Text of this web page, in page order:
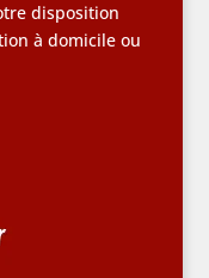
disposition
à domicile ou